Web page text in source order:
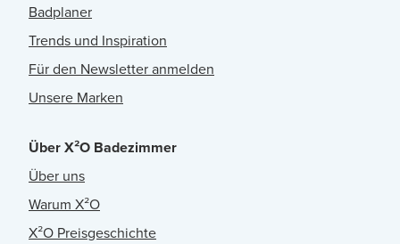
Badplaner
Trends und Inspiration
Für den Newsletter anmelden
Unsere Marken
Über X²O Badezimmer
Über uns
Warum X²O
X²O Preisgeschichte